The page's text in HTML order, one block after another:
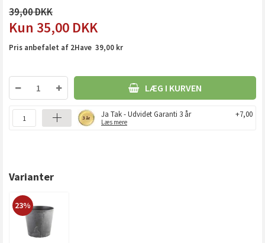
39,00
35,00 DKK
Pris anbefalet af 2Have 39,00 kr
LÆG I KURVEN
Ja Tak - Udvidet Garanti 3 år
Læs mere
+7,00
Varianter
23%